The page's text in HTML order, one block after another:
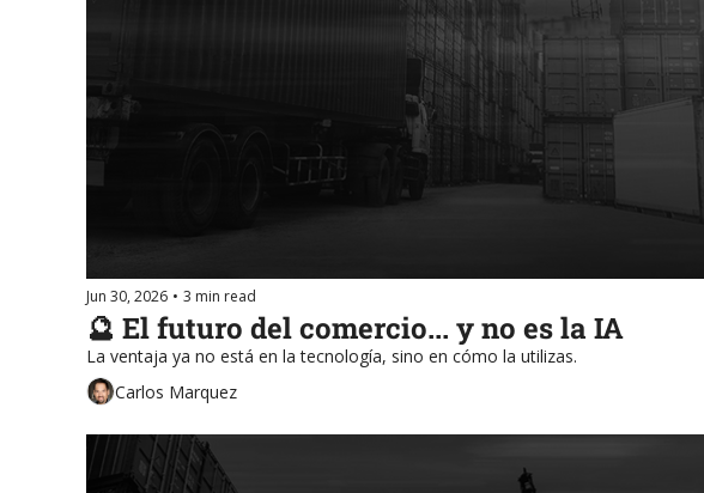
Jun 30, 2026 • 3 min read
🔮 El futuro del comercio... y no es la IA
La ventaja ya no está en la tecnología, sino en cómo la utilizas.
Carlos Marquez